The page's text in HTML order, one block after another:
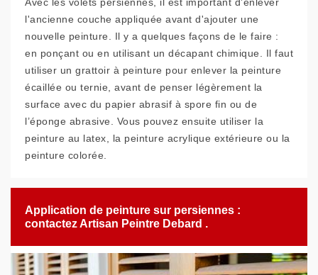
l'ancienne couche appliquée avant d'ajouter une
nouvelle peinture. Il y a quelques façons de le faire :
en ponçant ou en utilisant un décapant chimique. Il faut
utiliser un grattoir à peinture pour enlever la peinture
écaillée ou ternie, avant de penser légèrement la
surface avec du papier abrasif à spore fin ou de
l’éponge abrasive. Vous pouvez ensuite utiliser la
peinture au latex, la peinture acrylique extérieure ou la
peinture colorée.
Application de peinture sur persiennes :
contactez Artisan Peintre Debard .